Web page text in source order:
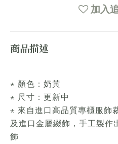
加入
商品描述
⋆ 顏色：奶黃
⋆ 尺寸：更新中
⋆ 來自進口高品質專櫃服飾
及進口金屬綴飾，手工製作
飾